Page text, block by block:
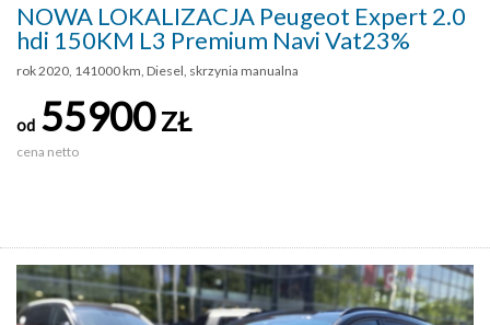
NOWA LOKALIZACJA Peugeot Expert 2.0
hdi 150KM L3 Premium Navi Vat23%
rok 2020, 141000 km, Diesel, skrzynia manualna
od 55900ZŁ
cena netto